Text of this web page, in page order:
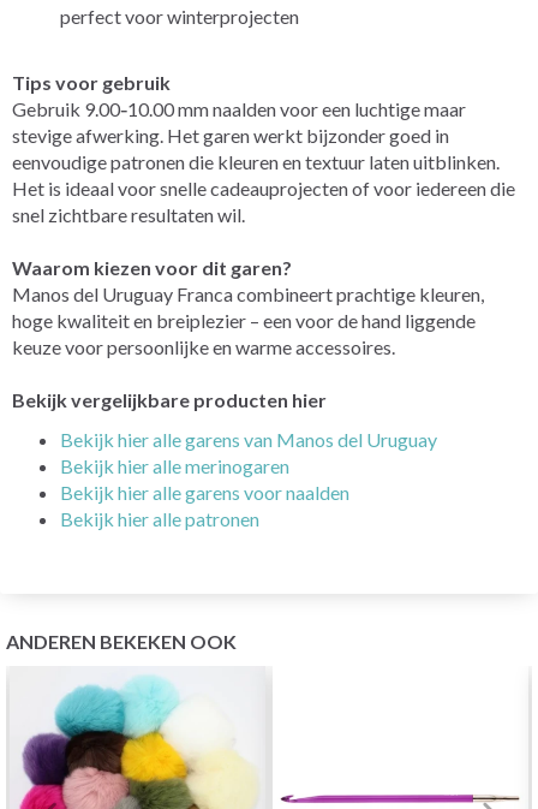
perfect voor winterprojecten
Tips voor gebruik
Gebruik 9.00‑10.00 mm naalden voor een luchtige maar
stevige afwerking. Het garen werkt bijzonder goed in
eenvoudige patronen die kleuren en textuur laten uitblinken.
Het is ideaal voor snelle cadeauprojecten of voor iedereen die
snel zichtbare resultaten wil.
Waarom kiezen voor dit garen?
Manos del Uruguay Franca combineert prachtige kleuren,
hoge kwaliteit en breiplezier – een voor de hand liggende
keuze voor persoonlijke en warme accessoires.
Bekijk vergelijkbare producten hier
Bekijk hier alle garens van Manos del Uruguay
Bekijk hier alle merinogaren
Bekijk hier alle garens voor naalden
Bekijk hier alle patronen
ANDEREN BEKEKEN OOK